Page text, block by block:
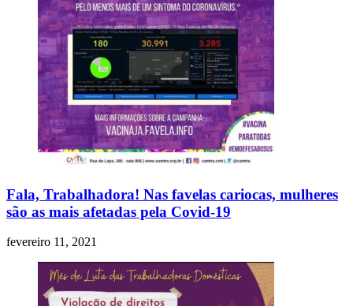
Fala, Trabalhadora! Nas favelas cariocas, mulheres
são as mais afetadas pela Covid-19
fevereiro 11, 2021